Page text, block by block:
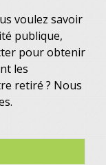
voulez savoir
publique,
pour obtenir
les
retiré ? Nous